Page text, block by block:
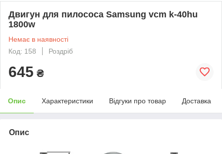
Двигун для пилососа Samsung vcm k-40hu
1800w
Немає в наявності
Код: 158
Роздріб
645 ₴
Опис Характеристики Відгуки про товар Доставка
Опис